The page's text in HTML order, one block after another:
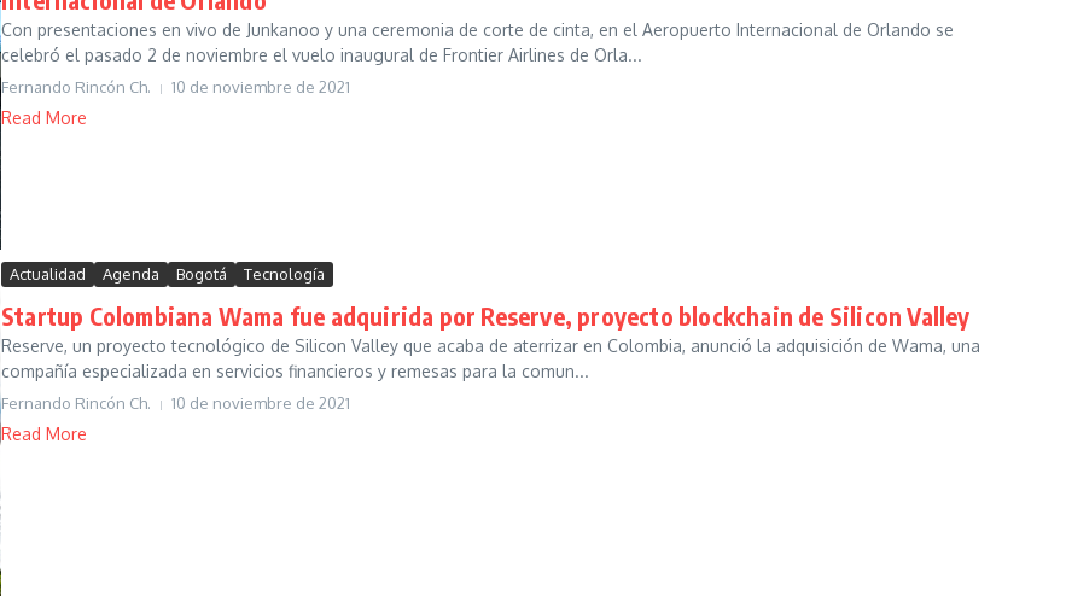
Con presentaciones en vivo de Junkanoo y una ceremonia de corte de cinta, en el Aeropuerto Internacional de Orlando se
celebró el pasado 2 de noviembre el vuelo inaugural de Frontier Airlines de Orla...
Fernando Rincón Ch. 10 de noviembre de 2021
Read More
Actualidad Agenda Bogotá Tecnología
Startup Colombiana Wama fue adquirida por Reserve, proyecto blockchain de Silicon Valley
Reserve, un proyecto tecnológico de Silicon Valley que acaba de aterrizar en Colombia, anunció la adquisición de Wama, una
compañía especializada en servicios financieros y remesas para la comun...
Fernando Rincón Ch. 10 de noviembre de 2021
Read More